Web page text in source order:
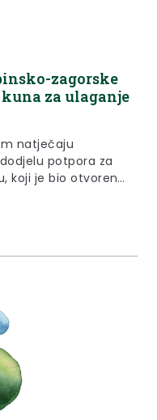
zagorske
za ulaganje
natječaju
potpora za
koji je bio otvoren
i to u